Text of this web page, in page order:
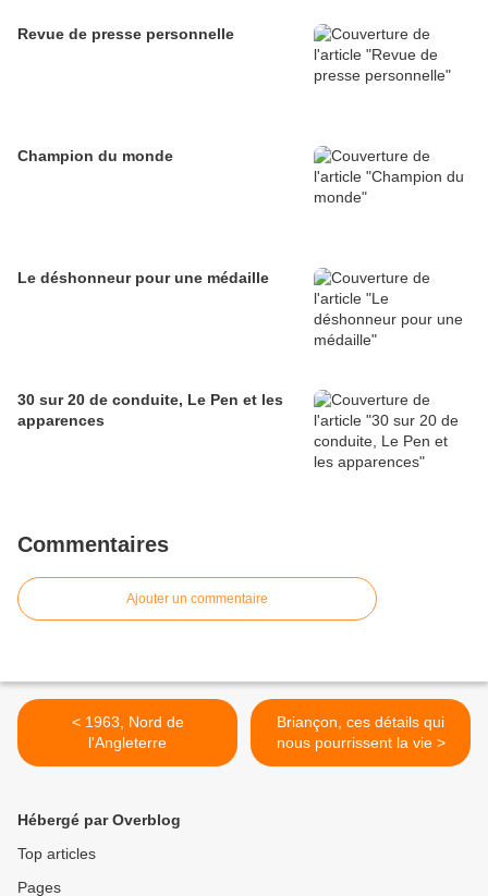
Revue de presse personnelle
Champion du monde
Le déshonneur pour une médaille
30 sur 20 de conduite, Le Pen et les
apparences
Commentaires
Ajouter un commentaire
< 1963, Nord de
l'Angleterre
Briançon, ces détails qui
nous pourrissent la vie >
Hébergé par Overblog
Top articles
Pages